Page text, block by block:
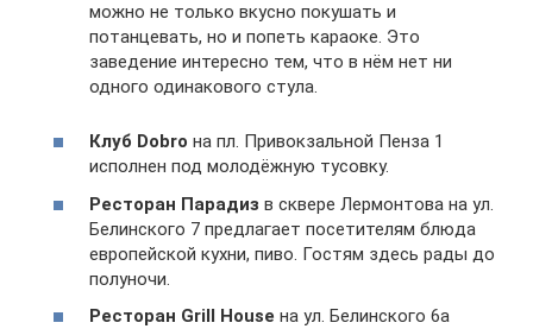
можно не только вкусно покушать и
потанцевать, но и попеть караоке. Это
заведение интересно тем, что в нём нет ни
одного одинакового стула.
Клуб Dobro на пл. Привокзальной Пенза 1
исполнен под молодёжную тусовку.
Ресторан Парадиз в сквере Лермонтова на ул.
Белинского 7 предлагает посетителям блюда
европейской кухни, пиво. Гостям здесь рады до
полуночи.
Ресторан Grill House на ул. Белинского 6а